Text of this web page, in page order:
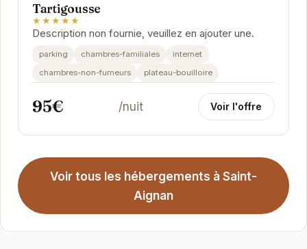
Tartigousse
★★★★★
Description non fournie, veuillez en ajouter une.
parking chambres-familiales
internet
chambres-non-fumeurs
plateau-bouilloire
95€ /nuit Voir l'offre
Voir tous les hébergements à Saint-
Aignan